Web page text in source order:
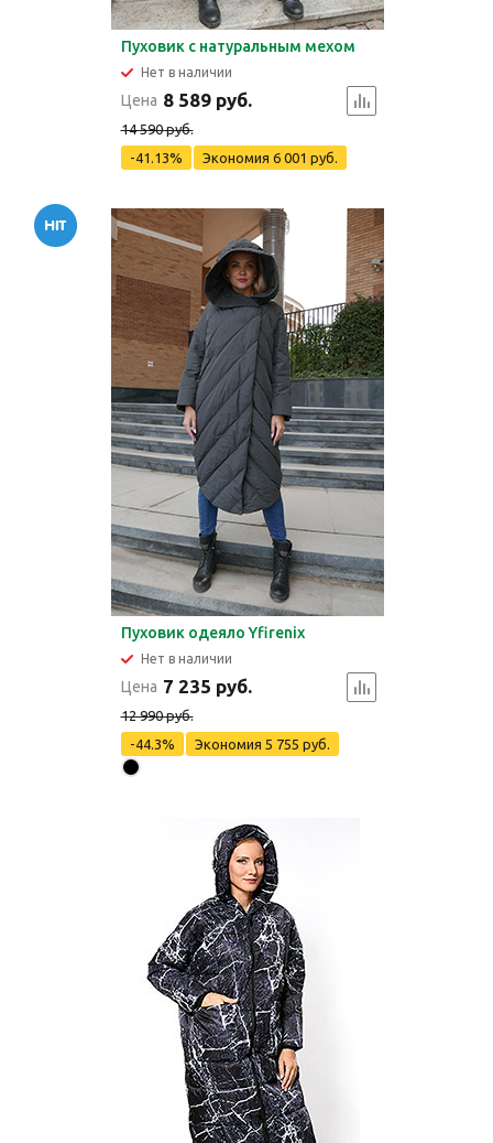
Пуховик с натуральным мехом
Нет в наличии
Цена 8 589 руб.
14 590 руб.
-41.13%
Экономия 6 001 руб.
Пуховик одеяло Yfirenix
Нет в наличии
Цена 7 235 руб.
12 990 руб.
-44.3%
Экономия 5 755 руб.